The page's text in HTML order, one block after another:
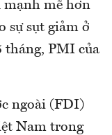
mạnh mẽ hơn
sự sụt giảm ở
tháng, PMI của
ngoài (FDI)
Nam trong